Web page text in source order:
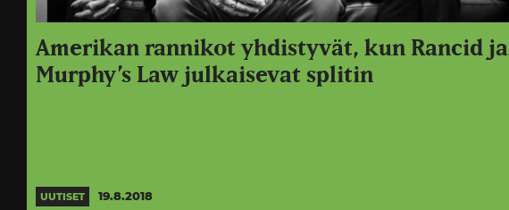
Amerikan rannikot yhdistyvät, kun Rancid ja
Murphy’s Law julkaisevat splitin
UUTISET 19.8.2018